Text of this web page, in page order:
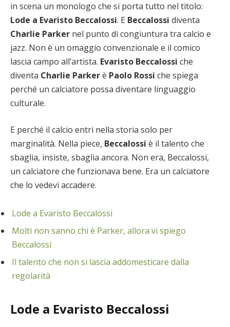
in scena un monologo che si porta tutto nel titolo:
Lode a Evaristo Beccalossi. E Beccalossi diventa
Charlie Parker nel punto di congiuntura tra calcio e
jazz. Non è un omaggio convenzionale e il comico
lascia campo all’artista. Evaristo Beccalossi che
diventa Charlie Parkerè Paolo Rossi che spiega
perché un calciatore possa diventare linguaggio
culturale.
E perché il calcio entri nella storia solo per
marginalità. Nella piece, Beccalossi è il talento che
sbaglia, insiste, sbaglia ancora. Non era, Beccalossi,
un calciatore che funzionava bene. Era un calciatore
che lo vedevi accadere.
Lode a Evaristo Beccalossi
Molti non sanno chi è Parker, allora vi spiego
Beccalossi
Il talento che non si lascia addomesticare dalla
regolarità
Lode a Evaristo Beccalossi